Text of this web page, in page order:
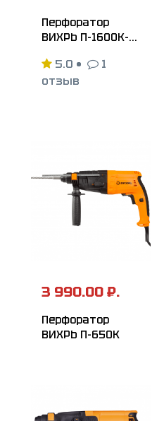
Перфоратор
ВИХРЬ П-1600К-М
5.0 •
1
отзыв
3 990.00 ₽.
Перфоратор
ВИХРЬ П-650К